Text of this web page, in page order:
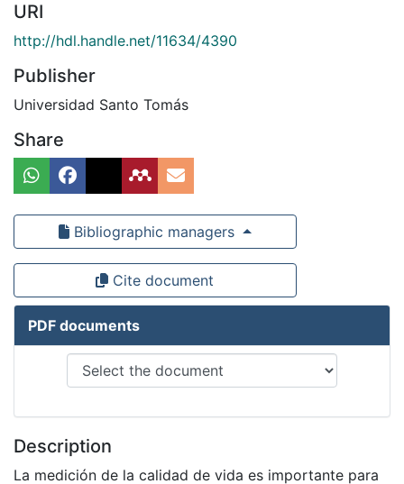
URI
http://hdl.handle.net/11634/4390
Publisher
Universidad Santo Tomás
Share
Bibliographic managers
Cite document
PDF documents
Description
La medición de la calidad de vida es importante para